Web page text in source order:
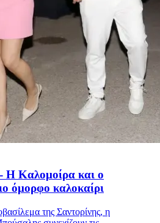
Η Καλομοίρα και ο
όμορφο καλοκαίρι
της Σαντορίνης, η